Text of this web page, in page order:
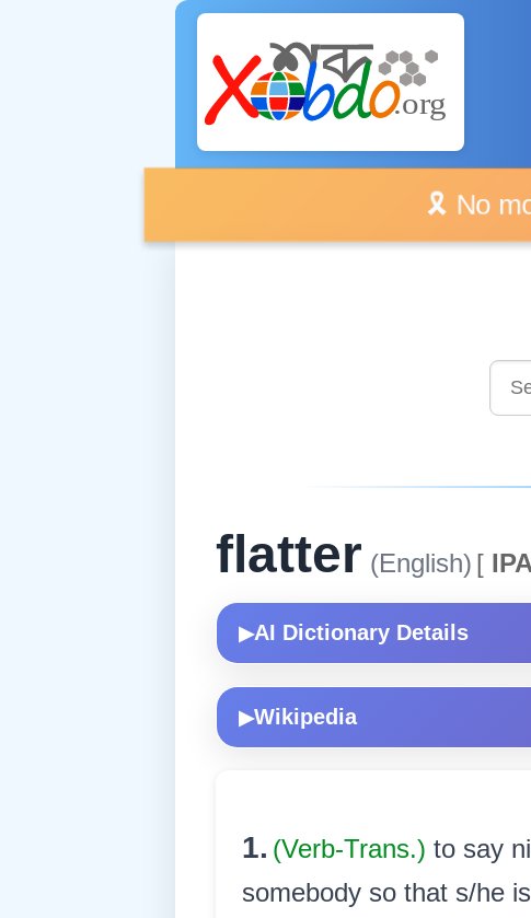
🎗️ No
flatter (English) [
▶AI Dictionary Details
▶Wikipedia
1. (Verb-Trans.) to say
somebody so that s/he is